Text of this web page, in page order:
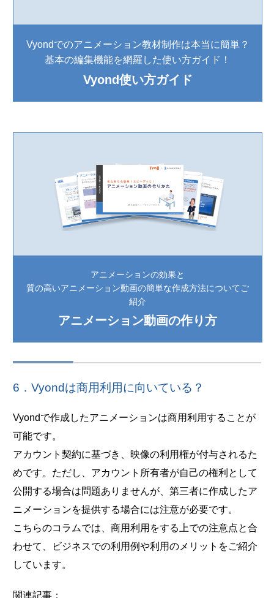
Vyondでのアニメーション教材制作は本当に簡単？
基本の編集機能を網羅した使い方ガイド！
Vyond使い方ガイド
アニメーションの効果と
質の高いアニメーション動画の簡単な作成方法についてご
紹介
アニメーション動画の作り方
6．Vyondは商用利用に向いている？
Vyondで作成したアニメーションは商用利用することが
可能です。
アカウント契約に基づき、映像の利用権が付与されるた
めです。ただし、アカウント所有者が自己の権利として
公開する場合は問題ありませんが、第三者に作成したア
ニメーションを提供する場合には注意が必要です。
こちらのコラムでは、商用利用をする上での注意点と合
わせて、ビジネスでの利用例や利用のメリットをご紹介
しています。
関連記事：